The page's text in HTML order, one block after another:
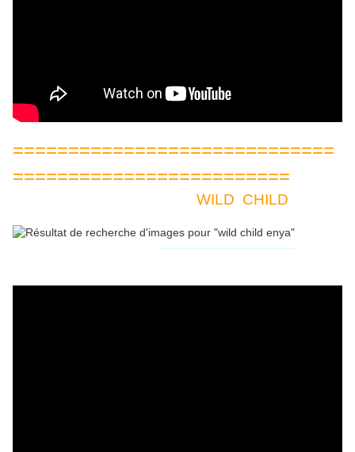
=============================
=========================
WILD CHILD
----------------------------------